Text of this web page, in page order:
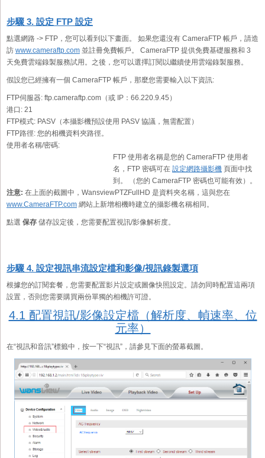
步驟 3. 設定 FTP 設定
點選網路 -> FTP，您可以看到以下畫面。 如果您還沒有 CameraFTP 帳戶，請造
訪 www.cameraftp.com 並註冊免費帳戶。 CameraFTP 提供免費基礎服務和 3
天免費雲端錄製服務試用。之後，您可以選擇訂閱以繼續使用雲端錄製服務。
假設您已經擁有一個 CameraFTP 帳戶，那麼您需要輸入以下資訊:
FTP伺服器: ftp.cameraftp.com（或 IP：66.220.9.45）
港口: 21
FTP模式: PASV（本攝影機預設使用 PASV 協議，無需配置）
FTP路徑: 您的相機資料夾路徑。
使用者名稱/密碼:
FTP 使用者名稱是您的 CameraFTP 使用者
名，FTP 密碼可在 設定網路攝影機 頁面中找
到。 （您的 CameraFTP 密碼也可能有效）。
注意: 在上面的截圖中，WansviewPTZFullHD 是資料夾名稱，這與您在
www.CameraFTP.com 網站上新增相機時建立的攝影機名稱相同。
點選 保存 儲存設定後，您需要配置視訊/影像解析度。
步驟 4. 設定視訊串流設定檔和影像/視訊錄製選項
根據您的訂閱套餐，您需要配置影片設定或圖像快照設定。請勿同時配置這兩項
設置，否則您需要購買兩份單獨的相機許可證。
4.1 配置視訊/影像設定檔（解析度、幀速率、位
元率）
在“視訊和音訊”標籤中，按一下“視訊”，請參見下面的螢幕截圖。